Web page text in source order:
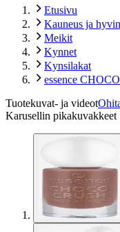
Etusivu
Kauneus ja
Meikit
Kynnet
Kynsilakat
essence
Tuotekuvat- ja videot
Karusellin pikakuvakkeet